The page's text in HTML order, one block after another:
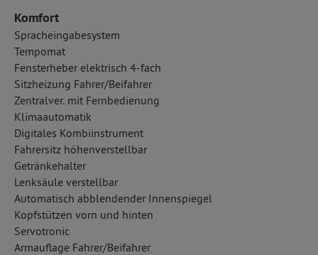
Komfort
Spracheingabesystem
Tempomat
Fensterheber elektrisch 4-fach
Sitzheizung Fahrer/Beifahrer
Zentralver. mit Fernbedienung
Klimaautomatik
Digitales Kombiinstrument
Fahrersitz höhenverstellbar
Getränkehalter
Lenksäule verstellbar
Automatisch abblendender Innenspiegel
Kopfstützen vorn und hinten
Servotronic
Armauflage Fahrer/Beifahrer